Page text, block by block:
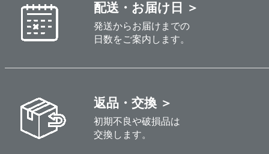
配送・お届け日 ＞
発送からお届けまでの
日数をご案内します。
返品・交換 ＞
初期不良や破損品は
交換します。